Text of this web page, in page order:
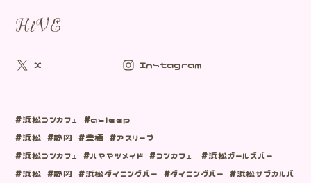
HiVE
X Instagram
#浜松コンカフェ #asleep
#浜松 #静岡 #豊橋 #アスリープ
#浜松コンカフェ #ハママツメイド #コンカフェ #浜松ガールズバー
#浜松 #静岡 #浜松ダイニングバー #ダイニングバー #浜松サブカルバ